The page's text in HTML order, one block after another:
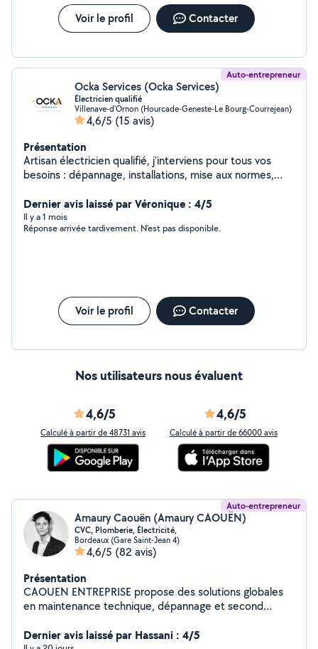
Voir le profil Contacter
Auto-entrepreneur
Ocka Services (Ocka Services)
Électricien qualifié
Villenave-d'Ornon (Hourcade-Geneste-Le Bourg-Courrejean)
4,6/5 (15 avis)
Présentation
Artisan électricien qualifié, j'interviens pour tous vos
besoins : dépannage, installations, mise aux normes,
éclairage, climatisation et VMC. Je travaille avec sérieux,
réactivité et un souci du détail pour garantir des
interventions propres, durables et adaptées à votre
Dernier avis laissé par Véronique : 4/5
Il y a 1 mois
Réponse arrivée tardivement. N'est pas disponible.
Voir le profil Contacter
Nos utilisateurs nous évaluent
4,6/5
Calculé à partir de 48731 avis
4,6/5
Calculé à partir de 66000 avis
Auto-entrepreneur
Amaury Caouën (Amaury CAOUËN)
CVC, Plomberie, Électricité,
Bordeaux (Gare Saint-Jean 4)
4,6/5 (82 avis)
Présentation
CAOUEN ENTREPRISE propose des solutions globales
en maintenance technique, dépannage et second
expérience sectorielle (habitat, industrie, tertiaire),
Dernier avis laissé par Hassani : 4/5